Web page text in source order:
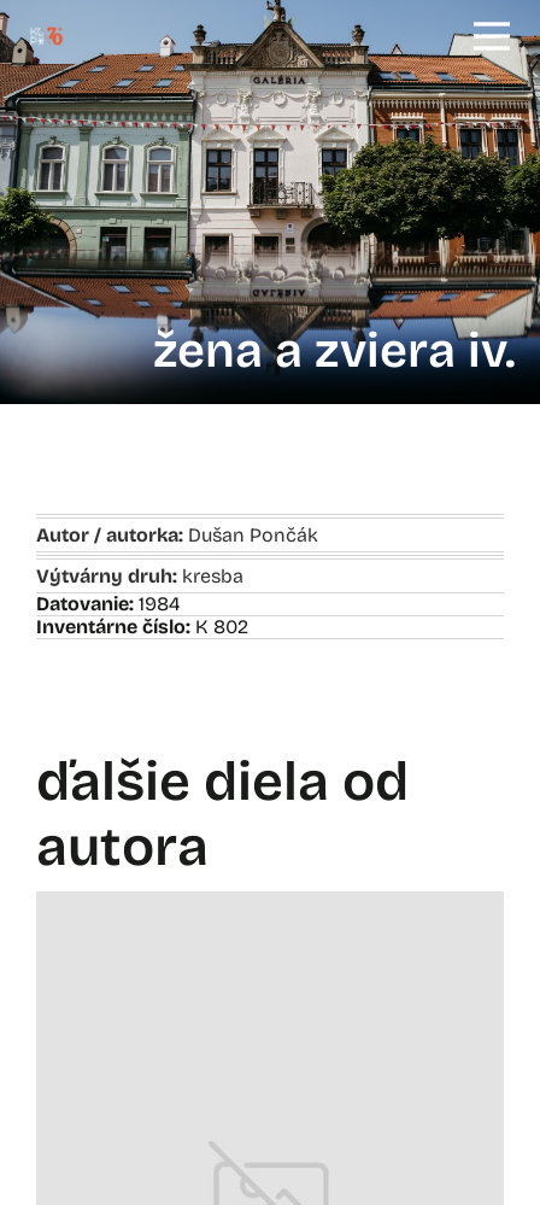
žena a zviera iv.
Autor / autorka: Dušan Pončák
Výtvárny druh: kresba
Datovanie: 1984
Inventárne číslo: K 802
ďalšie diela od
autora